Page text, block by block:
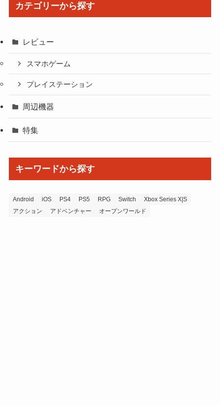
カテゴリーから探す
レビュー
スマホゲーム
プレイステーション
周辺機器
特集
キーワードから探す
Android iOS PS4 PS5 RPG Switch
Xbox Series X|S
アクション
アドベンチャー オープンワールド